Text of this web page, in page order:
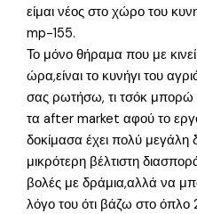
είμαι νέος στο χώρο του
mp-155.
Το μόνο θήραμα που με
ώρα,είναι το κυνήγι του
σας ρωτήσω, τι τσόκ
τα after market αφού το
δοκίμασα έχει πολύ μεγάλη
μικρότερη βέλτιστη
βολές με δράμια,αλλά να
λόγο του ότι βάζω στο όπλο